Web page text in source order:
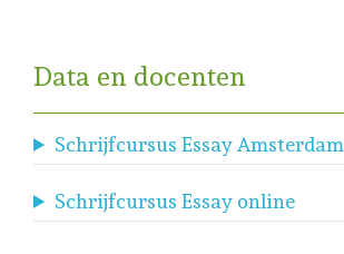
Data en docenten
Schrijfcursus Essay Amsterdam
Schrijfcursus Essay online